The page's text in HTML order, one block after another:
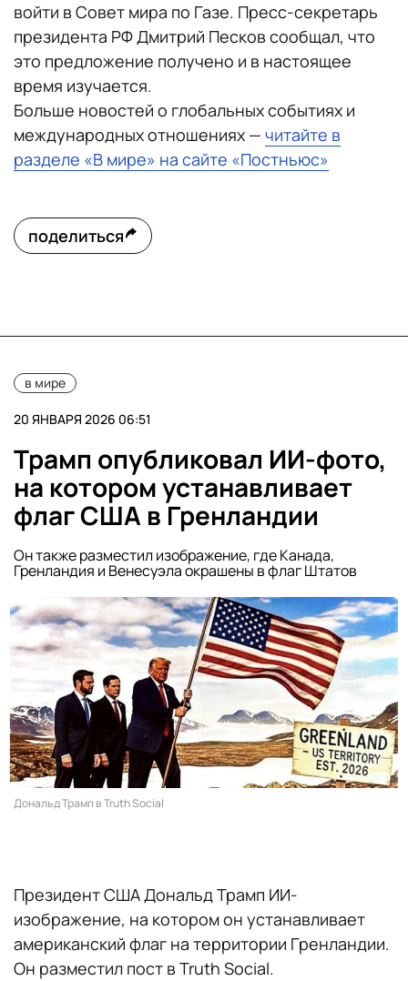
войти в Совет мира по Газе. Пресс-секретарь
президента РФ Дмитрий Песков сообщал, что
это предложение получено и в настоящее
время изучается.
Больше новостей о глобальных событиях и
международных отношениях — читайте в
разделе «В мире» на сайте «Постньюс»
поделиться
в мире
20 ЯНВАРЯ 2026 06:51
Трамп опубликовал ИИ-фото,
на котором устанавливает
флаг США в Гренландии
Он также разместил изображение, где Канада,
Гренландия и Венесуэла окрашены в флаг Штатов
Дональд Трамп в Truth Social
Президент США Дональд Трамп ИИ-
изображение, на котором он устанавливает
американский флаг на территории Гренландии.
Он разместил пост в Truth Social.